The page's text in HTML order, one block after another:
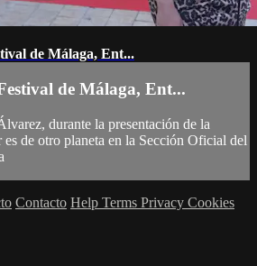
de Málaga, Ent...
de Málaga, Ent...
durante la presentación de la
es de otro planeta en la Sección Oficial del
Contacto Help Terms Privacy Cookies